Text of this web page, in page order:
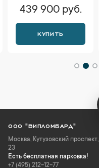
439 900 руб.
КУПИТЬ
ООО "ВИПЛОМБАРД"
Москва, Кутузовский проспект,
23
Есть бесплатная парковка!
+7 (495) 212-12-77